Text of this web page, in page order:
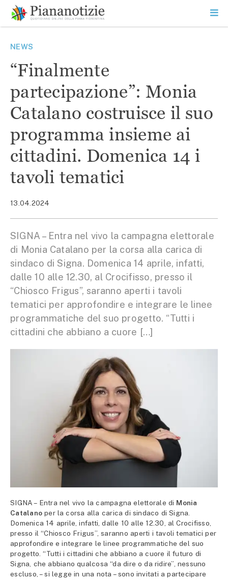
contenuto
SEARCH
NEWS
“Finalmente
partecipazione”: Monia
Catalano costruisce il suo
programma insieme ai
cittadini. Domenica 14 i
tavoli tematici
13.04.2024
SIGNA – Entra nel vivo la campagna elettorale
di Monia Catalano per la corsa alla carica di
sindaco di Signa. Domenica 14 aprile, infatti,
dalle 10 alle 12.30, al Crocifisso, presso il
“Chiosco Frigus”, saranno aperti i tavoli
tematici per approfondire e integrare le linee
programmatiche del suo progetto. “Tutti i
cittadini che abbiano a cuore […]
SIGNA – Entra nel vivo la campagna elettorale di Monia
Catalano per la corsa alla carica di sindaco di Signa.
Domenica 14 aprile, infatti, dalle 10 alle 12.30, al Crocifisso,
presso il “Chiosco Frigus”, saranno aperti i tavoli tematici per
approfondire e integrare le linee programmatiche del suo
progetto. “Tutti i cittadini che abbiano a cuore il futuro di
Signa, che abbiano qualcosa “da dire o da ridire”, nessuno
escluso, – si legge in una nota – sono invitati a partecipare